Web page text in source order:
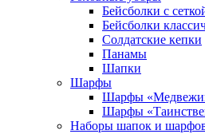
Бейсболки с
Бейсболки
Солдатские кепки
Панамы
Шапки
Шарфы
Шарфы
Шарфы
Наборы шапок и